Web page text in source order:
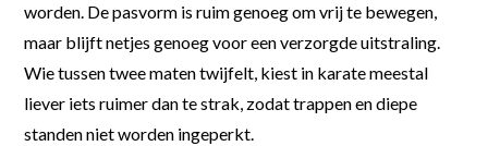
worden. De pasvorm is ruim genoeg om vrij te bewegen,
maar blijft netjes genoeg voor een verzorgde uitstraling.
Wie tussen twee maten twijfelt, kiest in karate meestal
liever iets ruimer dan te strak, zodat trappen en diepe
standen niet worden ingeperkt.